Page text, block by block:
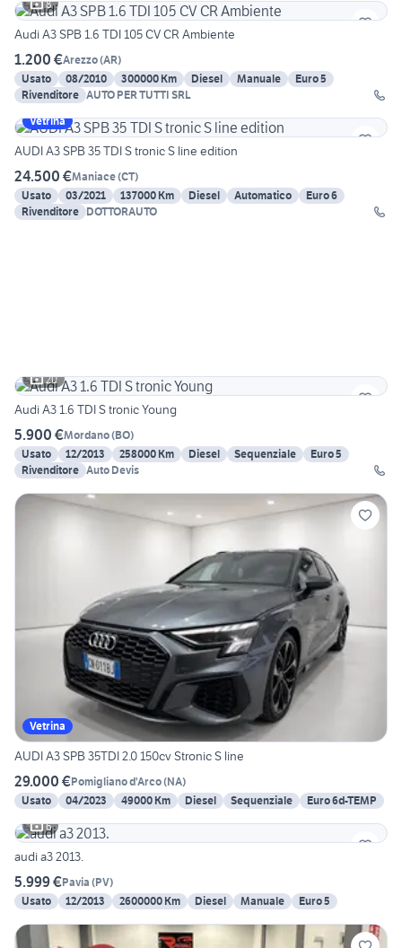
8
Audi A3 SPB 1.6 TDI 105 CV CR Ambiente
1.200 €Arezzo(AR)
Usato
08/2010 300000 Km Diesel Manuale
Euro 5
Rivenditore AUTO PER TUTTI SRL
Vetrina
AUDI A3 SPB 35 TDI S tronic S line edition
24.500 €Maniace(CT)
Usato
03/2021 137000 Km Diesel Automatico
Euro 6
Rivenditore DOTTORAUTO
20
Audi A3 1.6 TDI S tronic Young
5.900 €Mordano(BO)
Usato
12/2013 258000 Km Diesel Sequenziale
Euro 5
Rivenditore Auto Devis
Vetrina
AUDI A3 SPB 35TDI 2.0 150cv Stronic S line
29.000 €Pomigliano d'Arco(NA)
Usato
04/2023 49000 Km Diesel Sequenziale
Euro 6d-TEMP
6
audi a3 2013.
5.999 €Pavia (PV)
Usato
12/2013 2600000 Km Diesel Manuale Euro 5